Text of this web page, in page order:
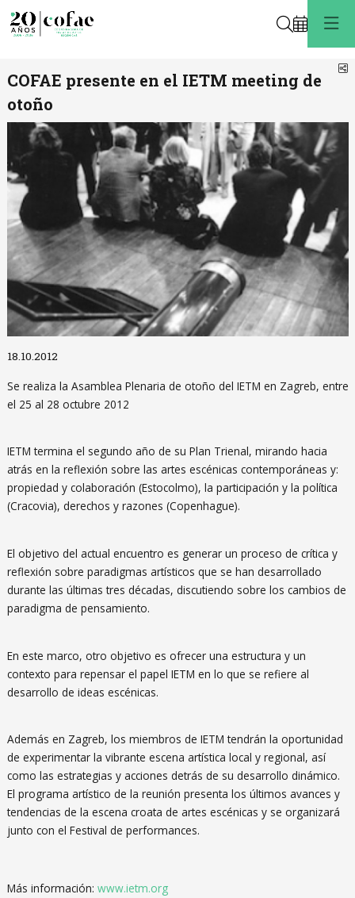
Buscar
COFAE presente en el IETM meeting de
otoño
18.10.2012
Se realiza la Asamblea Plenaria de otoño del IETM en Zagreb, entre
el 25 al 28 octubre 2012
IETM termina el segundo año de su Plan Trienal, mirando hacia
atrás en la reflexión sobre las artes escénicas contemporáneas y:
propiedad y colaboración (Estocolmo), la participación y la política
(Cracovia), derechos y razones (Copenhague).
El objetivo del actual encuentro es generar un proceso de crítica y
reflexión sobre paradigmas artísticos que se han desarrollado
durante las últimas tres décadas, discutiendo sobre los cambios de
paradigma de pensamiento.
En este marco, otro objetivo es ofrecer una estructura y un
contexto para repensar el papel IETM en lo que se refiere al
desarrollo de ideas escénicas.
Además en Zagreb, los miembros de IETM tendrán la oportunidad
de experimentar la vibrante escena artística local y regional, así
como las estrategias y acciones detrás de su desarrollo dinámico.
El programa artístico de la reunión presenta los últimos avances y
tendencias de la escena croata de artes escénicas y se organizará
junto con el Festival de performances.
Más información: www.ietm.org